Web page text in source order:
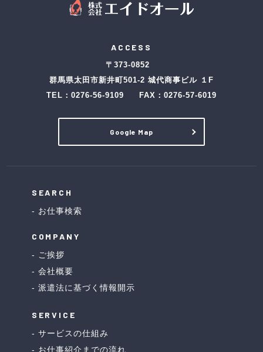
ACCESS
〒373-0852
群馬県太田市新井町501-2 城代商事ビル １F
TEL： 0276-56-9109 FAX：0276-57-6019
Google Map
SEARCH
お仕事検索
COMPANY
ご挨拶
会社概要
派遣法に基づく情報開示
SERVICE
サービスの仕組み
お仕事紹介までの流れ